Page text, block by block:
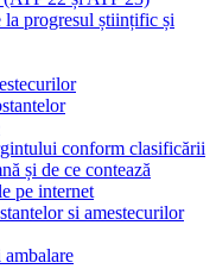
progresul științific și
conform clasificării
și de ce contează
pe internet
si amestecurilor
ambalare